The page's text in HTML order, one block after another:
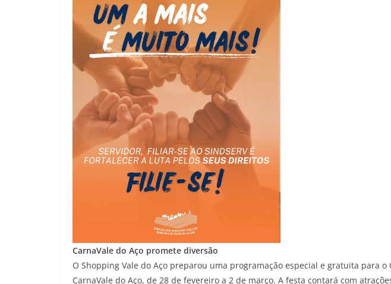
CarnaVale do Aço promete diversão
O Shopping Vale do Aço preparou uma programação especial e gratuita para o
CarnaVale do Aço, de 28 de fevereiro a 2 de março. A festa contará com